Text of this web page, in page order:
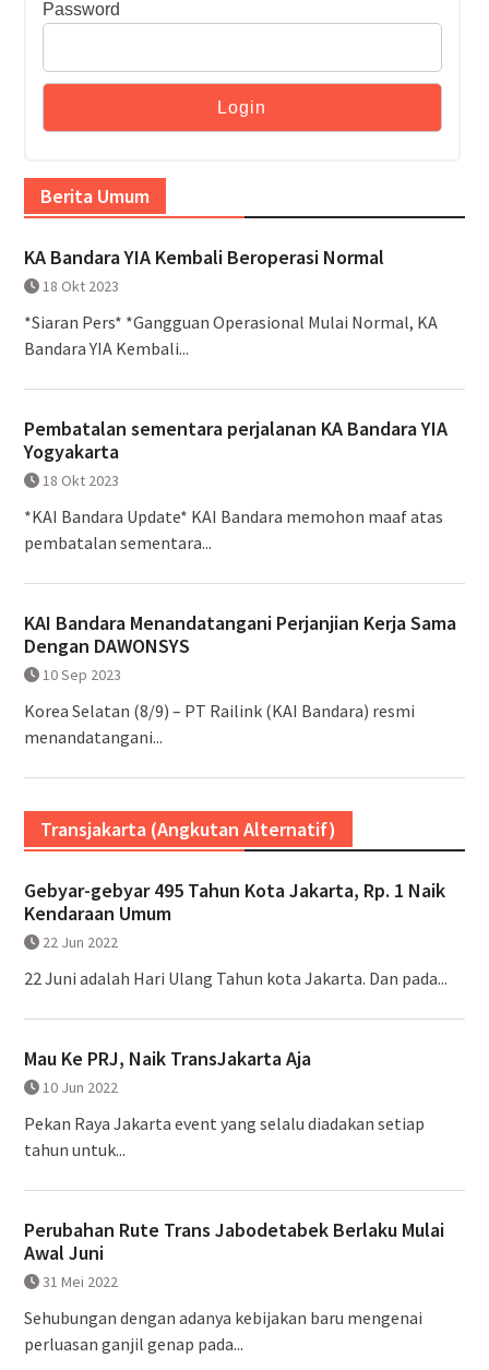
Password
Berita Umum
KA Bandara YIA Kembali Beroperasi Normal
18 Okt 2023
*Siaran Pers* *Gangguan Operasional Mulai Normal, KA
Bandara YIA Kembali...
Pembatalan sementara perjalanan KA Bandara YIA
Yogyakarta
18 Okt 2023
*KAI Bandara Update* KAI Bandara memohon maaf atas
pembatalan sementara...
KAI Bandara Menandatangani Perjanjian Kerja Sama
Dengan DAWONSYS
10 Sep 2023
Korea Selatan (8/9) – PT Railink (KAI Bandara) resmi
menandatangani...
Transjakarta (Angkutan Alternatif)
Gebyar-gebyar 495 Tahun Kota Jakarta, Rp. 1 Naik
Kendaraan Umum
22 Jun 2022
22 Juni adalah Hari Ulang Tahun kota Jakarta. Dan pada...
Mau Ke PRJ, Naik TransJakarta Aja
10 Jun 2022
Pekan Raya Jakarta event yang selalu diadakan setiap
tahun untuk...
Perubahan Rute Trans Jabodetabek Berlaku Mulai
Awal Juni
31 Mei 2022
Sehubungan dengan adanya kebijakan baru mengenai
perluasan ganjil genap pada...